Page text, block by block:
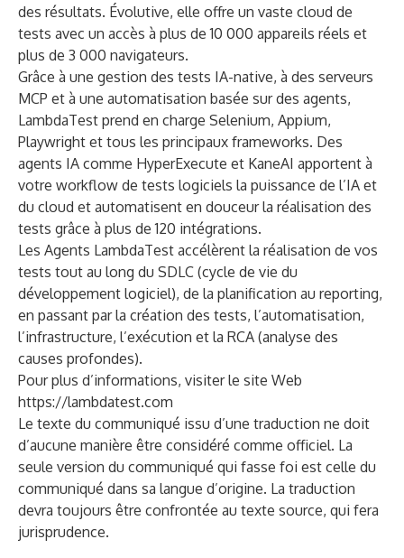
des résultats. Évolutive, elle offre un vaste cloud de
tests avec un accès à plus de 10 000 appareils réels et
plus de 3 000 navigateurs.
Grâce à une gestion des tests IA-native, à des serveurs
MCP et à une automatisation basée sur des agents,
LambdaTest prend en charge Selenium, Appium,
Playwright et tous les principaux frameworks. Des
agents IA comme HyperExecute et KaneAI apportent à
votre workflow de tests logiciels la puissance de l’IA et
du cloud et automatisent en douceur la réalisation des
tests grâce à plus de 120 intégrations.
Les Agents LambdaTest accélèrent la réalisation de vos
tests tout au long du SDLC (cycle de vie du
développement logiciel), de la planification au reporting,
en passant par la création des tests, l’automatisation,
l’infrastructure, l’exécution et la RCA (analyse des
causes profondes).
Pour plus d’informations, visiter le site Web
https://lambdatest.com
Le texte du communiqué issu d’une traduction ne doit
d’aucune manière être considéré comme officiel. La
seule version du communiqué qui fasse foi est celle du
communiqué dans sa langue d’origine. La traduction
devra toujours être confrontée au texte source, qui fera
jurisprudence.